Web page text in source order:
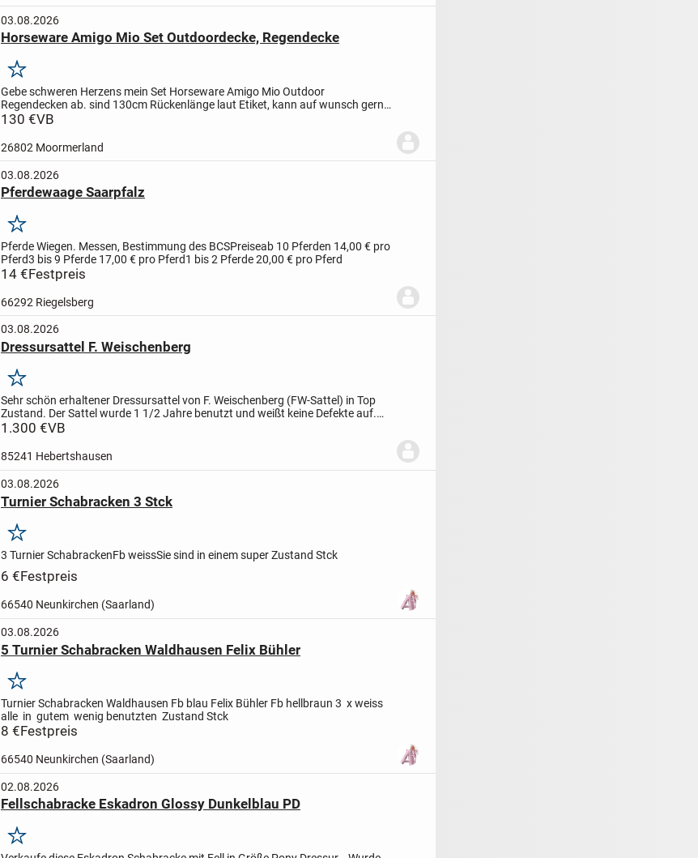
03.08.2026
Horseware Amigo Mio Set Outdoordecke, Regendecke
Merken
Gebe schweren Herzens mein Set Horseware Amigo Mio Outdoor
Regendecken ab. sind 130cm Rückenlänge laut Etiket, kann auf wunsch gerne
nochmal genau messen. Die ältere Stabile Ausführung. Nicht mehr im...
130 €VB
26802 Moormerland
03.08.2026
Pferdewaage Saarpfalz
Merken
Pferde Wiegen. Messen, Bestimmung des BCSPreiseab 10 Pferden 14,00 € pro
Pferd3 bis 9 Pferde 17,00 € pro Pferd1 bis 2 Pferde 20,00 € pro Pferd
14 €Festpreis
66292 Riegelsberg
03.08.2026
Dressursattel F. Weischenberg
Merken
Sehr schön erhaltener Dressursattel von F. Weischenberg (FW-Sattel) in Top
Zustand. Der Sattel wurde 1 1/2 Jahre benutzt und weißt keine Defekte auf.
Das zeigen auch die Fotos. Sitzfläche 17" und...
1.300 €VB
85241 Hebertshausen
03.08.2026
Turnier Schabracken 3 Stck
Merken
3 Turnier SchabrackenFb weissSie sind in einem super Zustand Stck
6 €Festpreis
66540 Neunkirchen (Saarland)
03.08.2026
5 Turnier Schabracken Waldhausen Felix Bühler
Merken
Turnier Schabracken Waldhausen Fb blau Felix Bühler Fb hellbraun 3 x weiss
alle in gutem wenig benutzten Zustand Stck
8 €Festpreis
66540 Neunkirchen (Saarland)
02.08.2026
Fellschabracke Eskadron Glossy Dunkelblau PD
Merken